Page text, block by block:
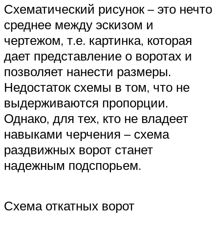
Схематический рисунок – это нечто
среднее между эскизом и
чертежом, т.е. картинка, которая
дает представление о воротах и
позволяет нанести размеры.
Недостаток схемы в том, что не
выдерживаются пропорции.
Однако, для тех, кто не владеет
навыками черчения – схема
раздвижных ворот станет
надежным подспорьем.
Схема откатных ворот